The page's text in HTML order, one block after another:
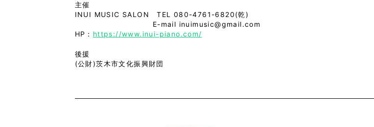
主催
INUI MUSIC SALON TEL 080-4761-6820(乾)
E-mail inuimusic@gmail.com
HP： https://www.inui-piano.com/
後援
(公財)茨木市文化振興財団